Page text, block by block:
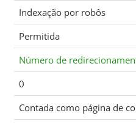
Indexação por robôs
Permitida
Número de
0
Contada como página de